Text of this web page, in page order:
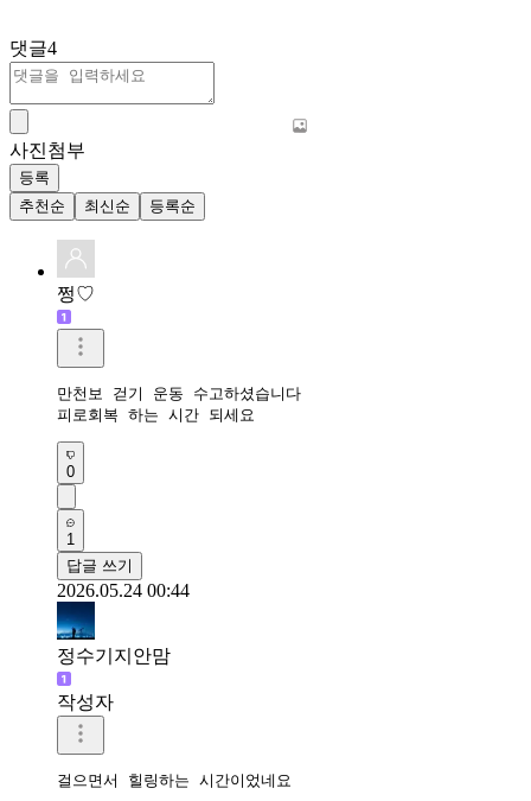
댓글4
사진첨부
등록
추천순
최신순 등록순
쩡♡
만천보 걷기 운동 수고하셨습니다
피로회복 하는 시간 되세요
0
1
답글 쓰기
2026.05.24 00:44
정수기지안맘
작성자
걸으면서 힐링하는 시간이었네요